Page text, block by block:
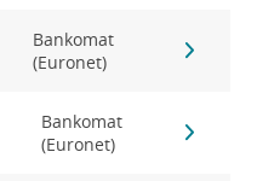
Bankomat
(Euronet)
Bankomat
(Euronet)